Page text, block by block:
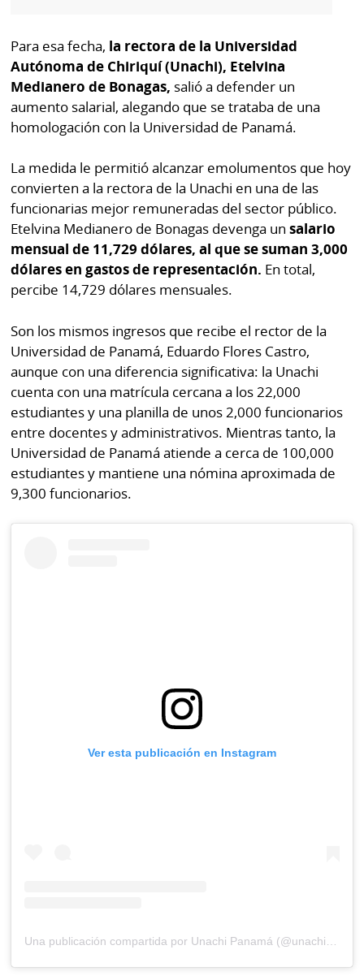
Cero
KM
Corprensa
Busca
Fácil
⌾
Hoy
por
Hoy
Sábado
Picante
⌾
La
Repregunta
⌾
⌾
Sabrina
Sin
Censura
Para esa fecha, la rectora de la Universidad
Autónoma de Chiriquí (Unachi), Etelvina
Medianero de Bonagas, salió a defender un
aumento salarial, alegando que se trataba de una
homologación con la Universidad de Panamá.
La medida le permitió alcanzar emolumentos que hoy
convierten a la rectora de la Unachi en una de las
funcionarias mejor remuneradas del sector público.
Etelvina Medianero de Bonagas devenga unsalario
mensual de 11,729 dólares, al que se suman 3,000
dólares en gastos de representación. En total,
percibe 14,729 dólares mensuales.
Son los mismos ingresos que recibe el rector de la
Universidad de Panamá, Eduardo Flores Castro,
aunque con una diferencia significativa: la Unachi
cuenta con una matrícula cercana a los 22,000
estudiantes y una planilla de unos 2,000 funcionarios
entre docentes y administrativos. Mientras tanto, la
Universidad de Panamá atiende a cerca de 100,000
estudiantes y mantiene una nómina aproximada de
9,300 funcionarios.
Ver esta publicación en Instagram